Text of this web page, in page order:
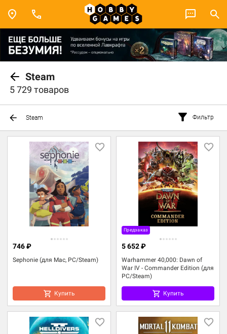
Steam
5 729 товаров
Steam Фильтр
Sephonie (для Mac, PC/Steam)
746 ₽
Купить
Предзаказ
Warhammer 40,000: Dawn of
War IV - Commander Edition (для
PC/Steam)
5 652 ₽
Купить